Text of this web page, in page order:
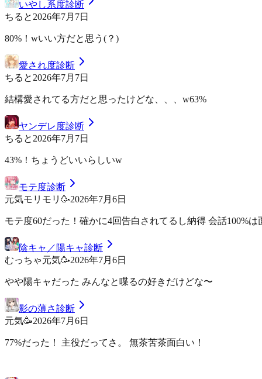
いやし系度診断
ちると2026年7月7日
80%！wいい方だと思う(？)
愛され度診断
ちると2026年7月7日
結構愛されてる方だと思ったけどな、、、w63%
ヤンデレ度診断
ちると2026年7月7日
43%！ちょうどいいらしいw
モテ度診断
元気モリモリ🥳2026年7月6日
モテ度60だった！確かに4回告白されてるし納得 会話100%
陰キャ／陽キャ診断
むっちゃ元気🥳2026年7月6日
やや陽キャだった みんなと喋るの好きだけどな〜
影の薄さ診断
元気🥳2026年7月6日
77%だった！ 主役だってさ。 無茶苦茶面白い！